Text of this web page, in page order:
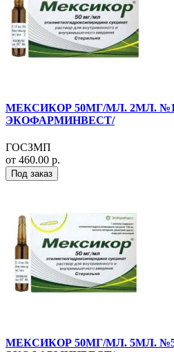
МЕКСИКОР 50МГ/МЛ. 2МЛ.
ЭКОФАРМИНВЕСТ/
ГОСЗМП
от 460.00 р.
Под заказ
МЕКСИКОР 50МГ/МЛ. 5МЛ.